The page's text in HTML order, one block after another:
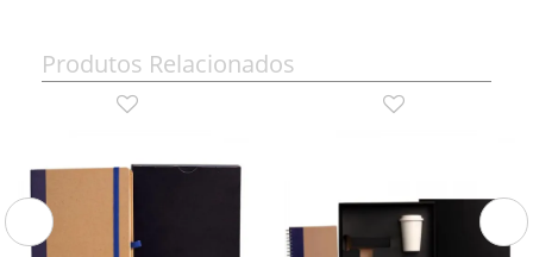
Produtos Relacionados